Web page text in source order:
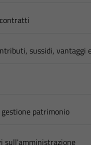
sussidi, vantaggi
patrimonio
sull'amministrazione